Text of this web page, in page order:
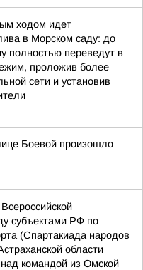
ходом идет
в Морском саду: до
полностью переведут в
проложив более
сети и установив
Боевой произошло
субъектами РФ по
(Спартакиада народов
области
командой из Омской